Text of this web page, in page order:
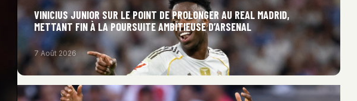
VINICIUS JUNIOR SUR LE POINT DE PROLONGER AU REAL MADRID,
METTANT FIN À LA POURSUITE AMBITIEUSE D’ARSENAL
7 Août 2026